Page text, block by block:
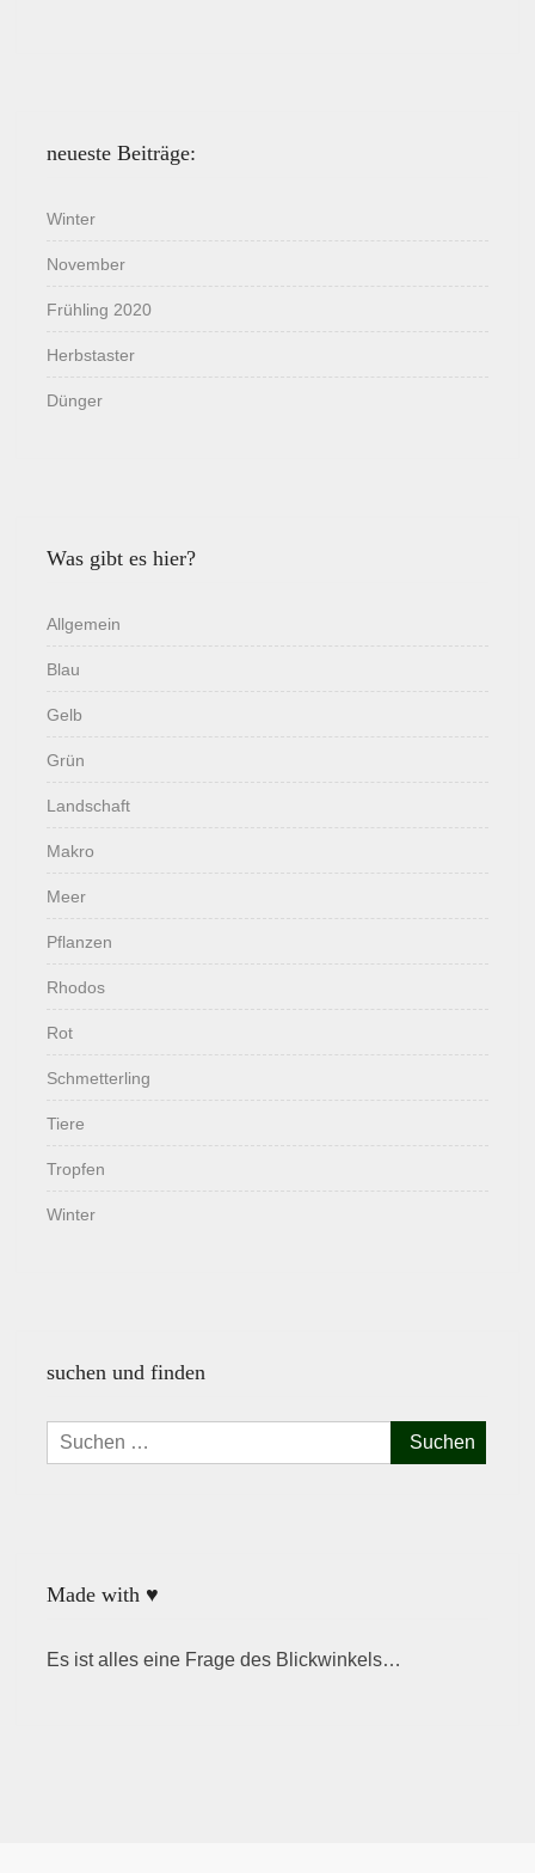
neueste Beiträge:
Winter
November
Frühling 2020
Herbstaster
Dünger
Was gibt es hier?
Allgemein
Blau
Gelb
Grün
Landschaft
Makro
Meer
Pflanzen
Rhodos
Rot
Schmetterling
Tiere
Tropfen
Winter
suchen und finden
Suchen
nach:
Made with ♥
Es ist alles eine Frage des Blickwinkels…